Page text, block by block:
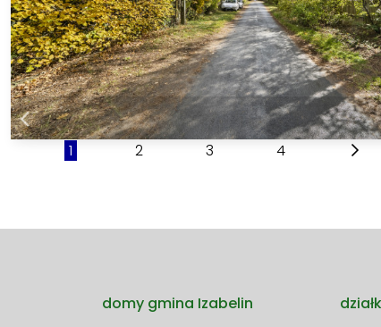
1 2 3 4
domy gmina Izabelin